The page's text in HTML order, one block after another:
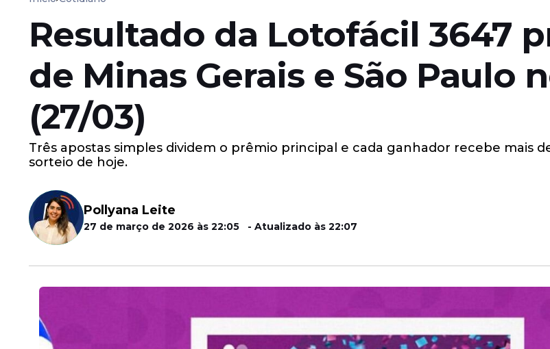
Resultado da Lotofácil 3647
de Minas Gerais e São Paulo
(27/03)
Três apostas simples dividem o prêmio principal e cada ganhador recebe mais
sorteio de hoje.
Pollyana Leite
27 de março de 2026 às 22:05 - Atualizado às 22:07